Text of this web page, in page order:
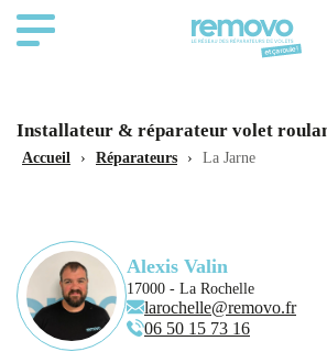
Installateur & réparateur volet
Accueil › Réparateurs › La Jarne
Alexis Valin
17000 - La Rochelle
larochelle@removo.fr
06 50 15 73 16